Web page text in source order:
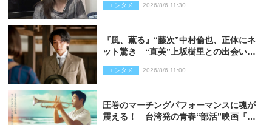
エンタメ 2026/8/6 11:30
『風、薫る』“藤次”中村倫也、正体にネ
ット驚き “直美”上坂樹里との出会いに
しなよ！」
エンタメ 2026/8/6 11:00
圧巻のマーチングパフォーマンスに魂が
震える！ 台湾発の青春“部活”映画『進